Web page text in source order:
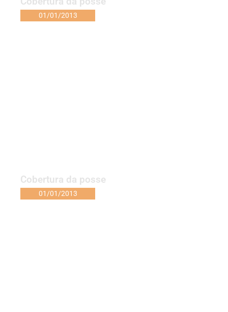
01/01/2013
Cobertura da posse
01/01/2013